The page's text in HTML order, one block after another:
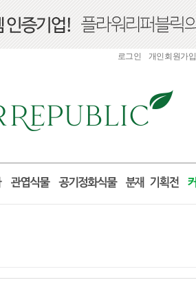
로그인 개인회원가입